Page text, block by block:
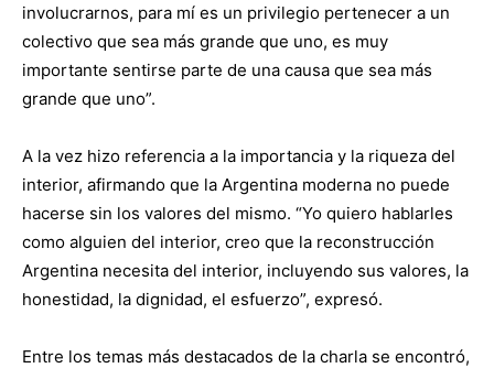
involucrarnos, para mí es un privilegio pertenecer a un
colectivo que sea más grande que uno, es muy
importante sentirse parte de una causa que sea más
grande que uno”.
A la vez hizo referencia a la importancia y la riqueza del
interior, afirmando que la Argentina moderna no puede
hacerse sin los valores del mismo. “Yo quiero hablarles
como alguien del interior, creo que la reconstrucción
Argentina necesita del interior, incluyendo sus valores, la
honestidad, la dignidad, el esfuerzo”, expresó.
Entre los temas más destacados de la charla se encontró,